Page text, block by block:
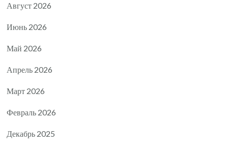
Август 2026
Июнь 2026
Май 2026
Апрель 2026
Март 2026
Февраль 2026
Декабрь 2025